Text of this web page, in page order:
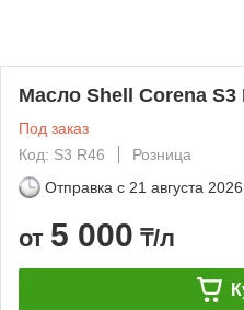
Масло Shell Corena S3
Под заказ
Код: S3 R46
Розница
Отправка с 21 августа 2026
от 5 000 ₸/л